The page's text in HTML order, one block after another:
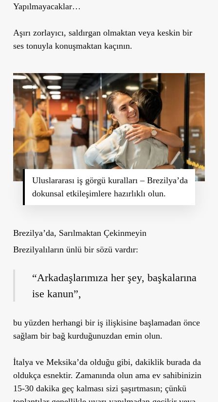
Yapılmayacaklar…
Aşırı zorlayıcı, saldırgan olmaktan veya keskin bir
ses tonuyla konuşmaktan kaçının.
Uluslararası iş görgü kuralları – Brezilya’da
dokunsal etkileşimlere hazırlıklı olun.
Brezilya’da, Sarılmaktan Çekinmeyin
Brezilyalıların ünlü bir sözü vardır:
“Arkadaşlarımıza her şey, başkalarına
ise kanun”,
bu yüzden herhangi bir iş ilişkisine başlamadan önce
sağlam bir bağ kurduğunuzdan emin olun.
İtalya ve Meksika’da olduğu gibi, dakiklik burada da
oldukça esnektir. Zamanında olun ama ev sahibinizin
15-30 dakika geç kalması sizi şaşırtmasın; çünkü